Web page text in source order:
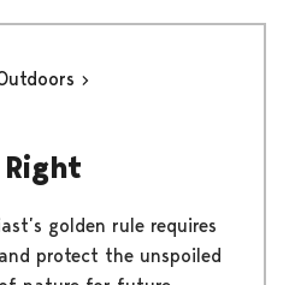
Right
golden rule requires
protect the unspoiled